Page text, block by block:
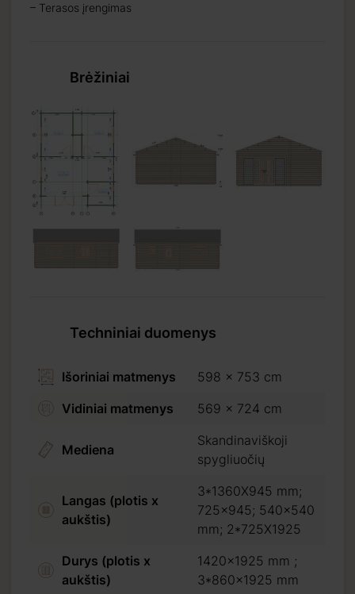
– Terasos įrengimas
Brėžiniai
Techniniai duomenys
Išoriniai matmenys
598 x 753 cm
Vidiniai matmenys
569 x 724 cm
Mediena
Skandinaviškoji
spygliuočių
Langas (plotis x
aukštis)
3*1360X945 mm;
725x945; 540x540
mm; 2*725X1925
Durys (plotis x
aukštis)
1420x1925 mm ;
3*860x1925 mm